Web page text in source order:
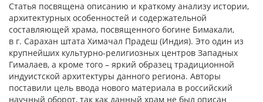
Статья посвящена описанию и краткому анализу истории,
архитектурных особенностей и содержательной
составляющей храма, посвященного богине Бимакали,
в г. Сарахан штата Химачал Прадеш (Индия). Это один из
крупнейших культурно-религиозных центров Западных
Гималаев, а кроме того – яркий образец традиционной
индуистской архитектуры данного региона. Авторы
поставили цель ввода нового материала в российский
научный оборот, так как данный храм не был описан